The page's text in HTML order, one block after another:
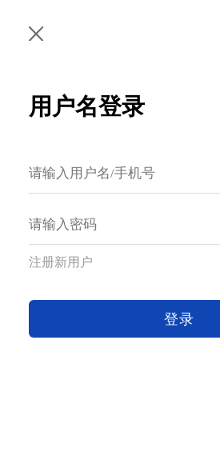
用户名登录
注册新用户
登录